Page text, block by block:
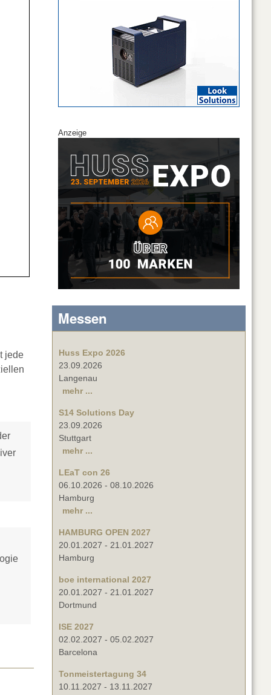
jede
Anzeige
Messen
Huss Expo 2026
23.09.2026
Langenau
mehr ...
S14 Solutions Day
23.09.2026
Stuttgart
mehr ...
LEaT con 26
06.10.2026 - 08.10.2026
Hamburg
mehr ...
HAMBURG OPEN 2027
20.01.2027 - 21.01.2027
Hamburg
boe international 2027
20.01.2027 - 21.01.2027
Dortmund
ISE 2027
02.02.2027 - 05.02.2027
Barcelona
Tonmeistertagung 34
10.11.2027 - 13.11.2027